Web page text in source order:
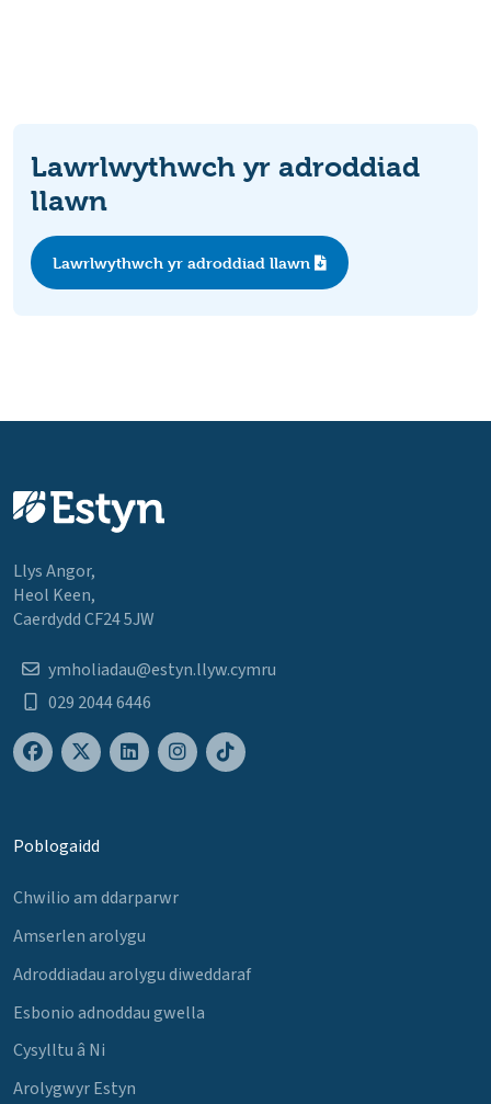
Lawrlwythwch yr adroddiad
llawn
Lawrlwythwch yr adroddiad llawn
Llys Angor,
Heol Keen,
Caerdydd CF24 5JW
ymholiadau@estyn.llyw.cymru
029 2044 6446
Poblogaidd
Chwilio am ddarparwr
Amserlen arolygu
Adroddiadau arolygu diweddaraf
Esbonio adnoddau gwella
Cysylltu â Ni
Arolygwyr Estyn